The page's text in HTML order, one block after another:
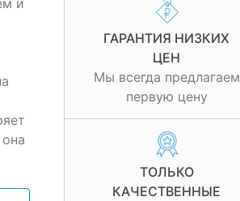
ГАРАНТИЯ НИЗКИХ
ЦЕН
Мы всегда предлагаем
первую цену
ТОЛЬКО
КАЧЕСТВЕННЫЕ